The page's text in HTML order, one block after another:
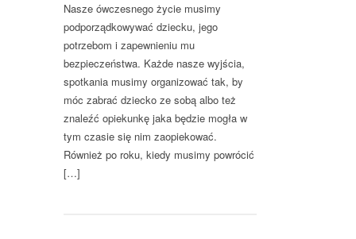
Nasze ówczesnego życie musimy
podporządkowywać dziecku, jego
potrzebom i zapewnieniu mu
bezpieczeństwa. Każde nasze wyjścia,
spotkania musimy organizować tak, by
móc zabrać dziecko ze sobą albo też
znaleźć opiekunkę jaka będzie mogła w
tym czasie się nim zaopiekować.
Również po roku, kiedy musimy powrócić
[…]